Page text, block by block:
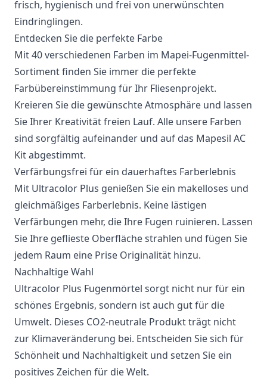
frisch, hygienisch und frei von unerwünschten
Eindringlingen.
Entdecken Sie die perfekte Farbe
Mit 40 verschiedenen Farben im Mapei-Fugenmittel-
Sortiment finden Sie immer die perfekte
Farbübereinstimmung für Ihr Fliesenprojekt.
Kreieren Sie die gewünschte Atmosphäre und lassen
Sie Ihrer Kreativität freien Lauf. Alle unsere Farben
sind sorgfältig aufeinander und auf das Mapesil AC
Kit abgestimmt.
Verfärbungsfrei für ein dauerhaftes Farberlebnis
Mit Ultracolor Plus genießen Sie ein makelloses und
gleichmäßiges Farberlebnis. Keine lästigen
Verfärbungen mehr, die Ihre Fugen ruinieren. Lassen
Sie Ihre geflieste Oberfläche strahlen und fügen Sie
jedem Raum eine Prise Originalität hinzu.
Nachhaltige Wahl
Ultracolor Plus Fugenmörtel sorgt nicht nur für ein
schönes Ergebnis, sondern ist auch gut für die
Umwelt. Dieses CO2-neutrale Produkt trägt nicht
zur Klimaveränderung bei. Entscheiden Sie sich für
Schönheit und Nachhaltigkeit und setzen Sie ein
positives Zeichen für die Welt.